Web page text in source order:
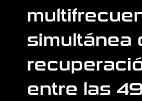
simultánea
entre las